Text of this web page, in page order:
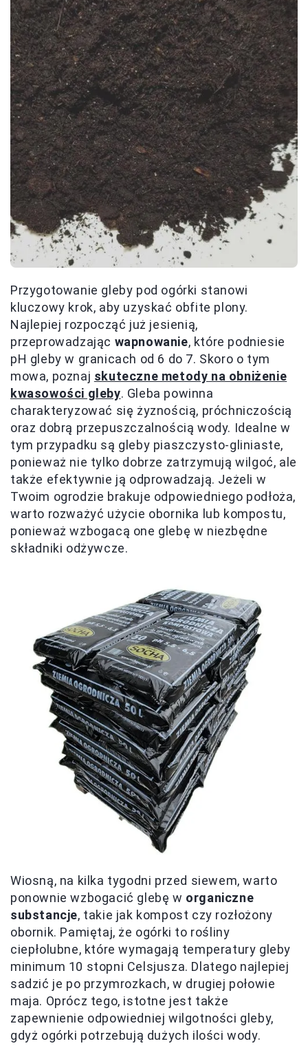
Przygotowanie gleby pod ogórki stanowi
kluczowy krok, aby uzyskać obfite plony.
Najlepiej rozpocząć już jesienią,
przeprowadzając wapnowanie, które podniesie
pH gleby w granicach od 6 do 7. Skoro o tym
mowa, poznaj skuteczne metody na obniżenie
kwasowości gleby. Gleba powinna
charakteryzować się żyznością, próchniczością
oraz dobrą przepuszczalnością wody. Idealne w
tym przypadku są gleby piaszczysto-gliniaste,
ponieważ nie tylko dobrze zatrzymują wilgoć, ale
także efektywnie ją odprowadzają. Jeżeli w
Twoim ogrodzie brakuje odpowiedniego podłoża,
warto rozważyć użycie obornika lub kompostu,
ponieważ wzbogacą one glebę w niezbędne
składniki odżywcze.
Wiosną, na kilka tygodni przed siewem, warto
ponownie wzbogacić glebę w organiczne
substancje, takie jak kompost czy rozłożony
obornik. Pamiętaj, że ogórki to rośliny
ciepłolubne, które wymagają temperatury gleby
minimum 10 stopni Celsjusza. Dlatego najlepiej
sadzić je po przymrozkach, w drugiej połowie
maja. Oprócz tego, istotne jest także
zapewnienie odpowiedniej wilgotności gleby,
gdyż ogórki potrzebują dużych ilości wody.